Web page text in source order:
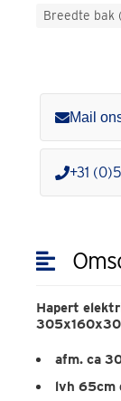
Breedte bak
Mail
+31
Hapert
afm. ca
lvh 65cm